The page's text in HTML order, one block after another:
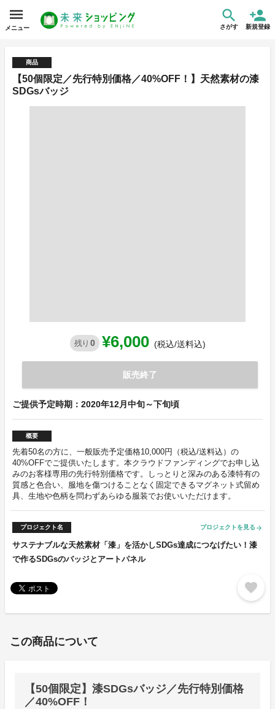
メニュー さがす 新規登録
商品
【50個限定／先行特別価格／40%OFF！】天然素材の漆
SDGsバッジ
残り 0 ¥6,000 (税込/送料込)
販売終了
ご提供予定時期：2020年12月中旬～下旬頃
概要
先着50名の方に、一般販売予定価格10,000円（税込/送料込）の
40%OFFでご提供いたします。本クラウドファンディングでお申し込
みのお客様専用の先行特別価格です。しっとりと深みのある漆特有の
質感と色合い、服地を傷つけることなく固定できるマグネット式留め
具、生地や色柄を問わずあらゆる服装でお使いいただけます。
プロジェクト名 プロジェクトを見る arrow_forward
サステナブルな天然素材「漆」を活かしSDGs達成につなげたい！漆
で作るSDGsのバッジとアートパネル
favorite
この商品について
【50個限定】漆SDGsバッジ／先行特別価格
／40%OFF！